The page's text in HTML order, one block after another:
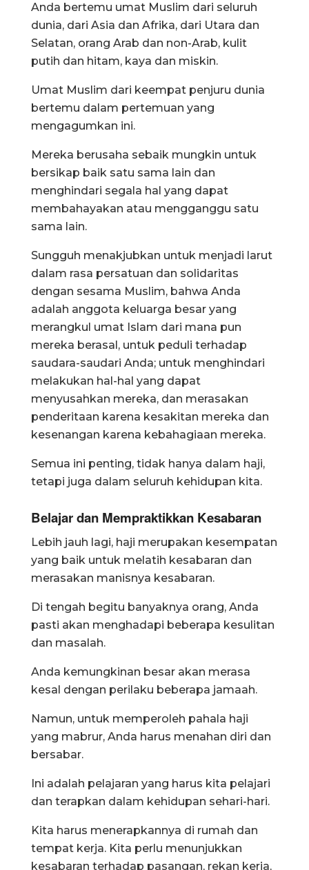
Anda bertemu umat Muslim dari seluruh
dunia, dari Asia dan Afrika, dari Utara dan
Selatan, orang Arab dan non-Arab, kulit
putih dan hitam, kaya dan miskin.
Umat ​​Muslim dari keempat penjuru dunia
bertemu dalam pertemuan yang
mengagumkan ini.
Mereka berusaha sebaik mungkin untuk
bersikap baik satu sama lain dan
menghindari segala hal yang dapat
membahayakan atau mengganggu satu
sama lain.
Sungguh menakjubkan untuk menjadi larut
dalam rasa persatuan dan solidaritas
dengan sesama Muslim, bahwa Anda
adalah anggota keluarga besar yang
merangkul umat Islam dari mana pun
mereka berasal, untuk peduli terhadap
saudara-saudari Anda; untuk menghindari
melakukan hal-hal yang dapat
menyusahkan mereka, dan merasakan
penderitaan karena kesakitan mereka dan
kesenangan karena kebahagiaan mereka.
Semua ini penting, tidak hanya dalam haji,
tetapi juga dalam seluruh kehidupan kita.
Belajar dan Mempraktikkan Kesabaran
Lebih jauh lagi, haji merupakan kesempatan
yang baik untuk melatih kesabaran dan
merasakan manisnya kesabaran.
Di tengah begitu banyaknya orang, Anda
pasti akan menghadapi beberapa kesulitan
dan masalah.
Anda kemungkinan besar akan merasa
kesal dengan perilaku beberapa jamaah.
Namun, untuk memperoleh pahala haji
yang mabrur, Anda harus menahan diri dan
bersabar.
Ini adalah pelajaran yang harus kita pelajari
dan terapkan dalam kehidupan sehari-hari.
Kita harus menerapkannya di rumah dan
tempat kerja. Kita perlu menunjukkan
kesabaran terhadap pasangan, rekan kerja,